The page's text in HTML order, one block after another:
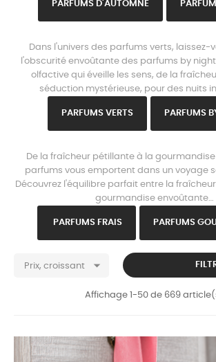
PARFUMS D'AUTOMNE
Dans l'univers des parfums verts, laissez-
l'obscurité envoûtante des parfums by
olfactive qui éveille les sens, de la
séduction mystérieuse, pour des nuits
PARFUMS VERTS PARFUMS B
De la fraîcheur pétillante à la
parfums vous emportent dans un voyage
Découvrez l'équilibre parfait entre la
gourmandise envoûtante…
PARFUMS FRAIS PARFUMS
Prix, croissant 
Affichage 1-50 de 669